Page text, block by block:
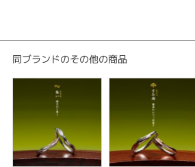
「世の穢れに染まる事無く、凛として共に生き
くデザインした作品です。
和文化の特徴でもある間（隙間）を空けた制作
っております。
桔梗の花は、夏を象徴する和花です。夏に思い
左右非対称系のデザインですので、女性に人気
ます。
同ブランドのその他の商品